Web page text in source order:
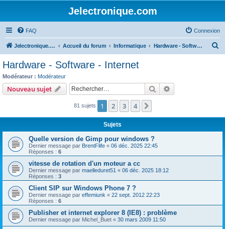
Jelectronique.com
FAQ Connexion
Jelectronique.com Accueil du forum Informatique Hardware - Software - Internet
c
Hardware - Software - Internet
Modérateur : Modérateur
Nouveau sujet Rechercher
81 sujets 1 2 3 4
Sujets
Quelle version de Gimp pour windows ?
Dernier message par BrentFlife « 06 déc. 2025 22:45
Réponses : 6
vitesse de rotation d'un moteur a cc
Dernier message par maelleduret51 « 06 déc. 2025 18:12
Réponses : 3
Client SIP sur Windows Phone 7 ?
Dernier message par effemiunk « 22 sept. 2012 22:23
Réponses : 6
Publisher et internet explorer 8 (IE8) : problème
Dernier message par Michel_Buet « 30 mars 2009 11:50